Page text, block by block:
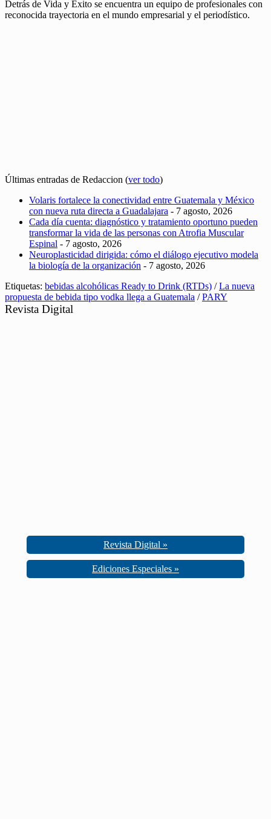
Detrás de Vida y Éxito se encuentra un equipo de profesionales con
reconocida trayectoria en el mundo empresarial y el periodístico.
Últimas entradas de Redaccion (ver todo)
Volaris fortalece la conectividad entre Guatemala y México
con nueva ruta directa a Guadalajara - 7 agosto, 2026
Cada día cuenta: diagnóstico y tratamiento oportuno pueden
transformar la vida de las personas con Atrofia Muscular
Espinal - 7 agosto, 2026
Neuroplasticidad dirigida: cómo el diálogo ejecutivo modela
la biología de la organización - 7 agosto, 2026
Etiquetas: bebidas alcohólicas Ready to Drink (RTDs) /La nueva
propuesta de bebida tipo vodka llega a Guatemala /PARY
Revista Digital
Revista Digital »
Ediciones Especiales »